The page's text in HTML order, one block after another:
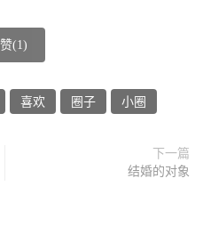
赞(1)
喜欢 圈子 小圈
下一篇
结婚的对象